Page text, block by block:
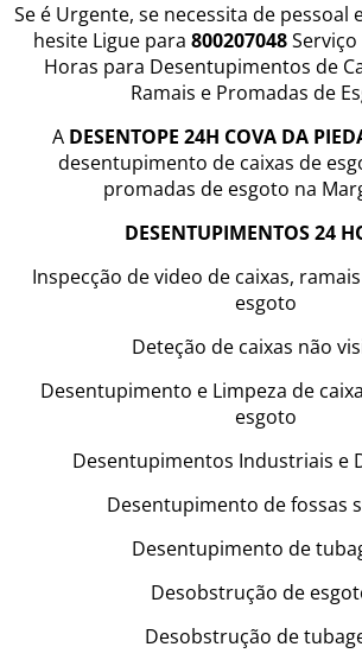
Se é Urgente, se necessita de pessoal
hesite Ligue para 800207048Serviço
Horas para Desentupimentos de
Ramais e Promadas de
A DESENTOPE 24H COVA DA
desentupimento de caixas de
promadas de esgoto na
DESENTUPIMENTOS 24
Inspecção de video de caixas,
esgoto
Deteção de caixas não
Desentupimento e Limpeza de
esgoto
Desentupimentos Industriais e
Desentupimento de fossas
Desentupimento de
Desobstrução de
Desobstrução de